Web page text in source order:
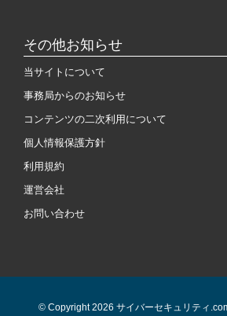
その他お知らせ
当サイトについて
事務局からのお知らせ
コンテンツの二次利用について
個人情報保護方針
利用規約
運営会社
お問い合わせ
© Copyright 2026 サイバーセキュリティ